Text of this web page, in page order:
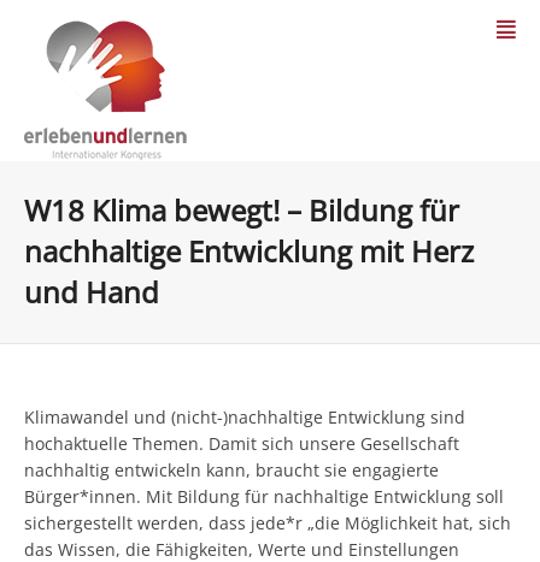
W18 Klima bewegt! – Bildung für
nachhaltige Entwicklung mit Herz
und Hand
Klimawandel und (nicht-)nachhaltige Entwicklung sind
hochaktuelle Themen. Damit sich unsere Gesellschaft
nachhaltig entwickeln kann, braucht sie engagierte
Bürger*innen. Mit Bildung für nachhaltige Entwicklung soll
sichergestellt werden, dass jede*r „die Möglichkeit hat, sich
das Wissen, die Fähigkeiten, Werte und Einstellungen